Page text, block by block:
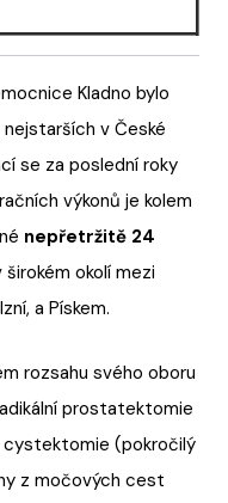
Kladno bylo
v České
se za poslední roky
výkonů je kolem
nepřetržitě 24
širokém okolí mezi
a Pískem.
rozsahu svého oboru
prostatektomie
cystektomie (pokročilý
z močových cest